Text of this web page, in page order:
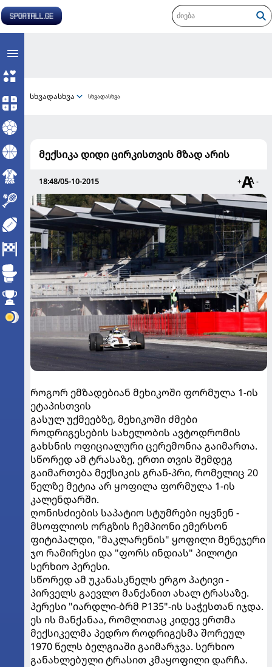
სხვადასხვა სხვადასხვა
მექსიკა დიდი ცირკისთვის მზად არის
18:48/05-10-2015 + -
როგორ ემზადებიან მეხიკოში ფორმულა 1-ის
ეტაპისთვის
გასულ უქმეებზე, მეხიკოში ძმები
როდრიგესების სახელობის ავტოდრომის
გახსნის ოფიციალური ცერემონია გაიმართა.
სწორედ ამ ტრასაზე, ერთი თვის შემდეგ
გაიმართება მექსიკის გრან-პრი, რომელიც 20
წელზე მეტია არ ყოფილა ფორმულა 1-ის
კალენდარში.
ღონისძიების საპატიო სტუმრები იყვნენ -
მსოფლიოს ორგზის ჩემპიონი ემერსონ
ფიტიპალდი, "მაკლარენის" ყოფილი მენეჯერი
ჯო რამირესი და "ფორს ინდიას" პილოტი
სერხიო პერესი.
სწორედ ამ უკანასკნელს ერგო პატივი -
პირველს გაევლო მანქანით ახალ ტრასაზე.
პერესი "იარდლი-ბრმ P135"-ის საჭესთან იჯდა.
ეს ის მანქანაა, რომლითაც კიდევ ერთმა
მექსიკელმა პედრო როდრიგესმა შორეულ
1970 წელს ბელგიაში გაიმარჯვა. სერხიო
განახლებული ტრასით კმაყოფილი დარჩა.